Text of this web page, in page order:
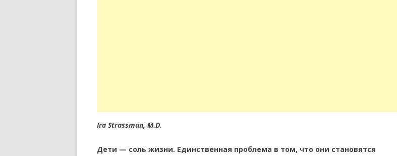
Ira Strassman, M.D.
Дети — соль жизни. Единственная проблема в том, что они становятся